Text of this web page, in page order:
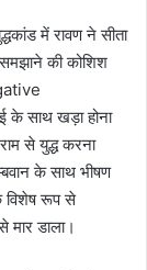
में रावण ने सीता
की कोशिश
साथ खड़ा होना
से युद्ध करना
के साथ भीषण
विशेष रूप से
मार डाला।